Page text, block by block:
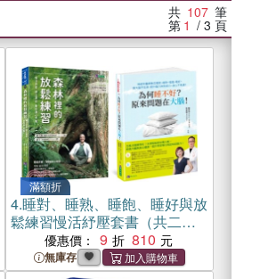
共 107 筆
第 1 / 3 頁
滿額折
4.睡對、睡熟、睡飽、睡好與放
鬆練習慢活紓壓套書（共二
本）：為何睡不好？原來問題
在大腦！+森林裡的放鬆練習
優惠價： 9 810
無庫存